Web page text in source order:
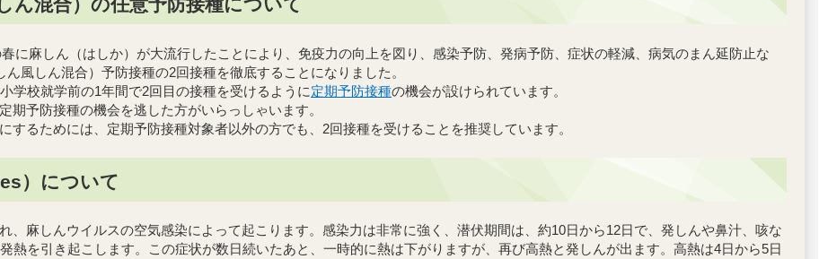
ん混合）の任意予防接種について
に麻しん（はしか）が大流行したことにより、免疫力の向上を図り、感染予防、発病予防、症状の軽減、病気のまん延防止な
ん風しん混合）予防接種の2回接種を徹底することになりました。
学校就学前の1年間で2回目の接種を受けるように定期予防接種の機会が設けられています。
期予防接種の機会を逃した方がいらっしゃいます。
するためには、定期予防接種対象者以外の方でも、2回接種を受けることを推奨しています。
）について
、麻しんウイルスの空気感染によって起こります。感染力は非常に強く、潜伏期間は、約10日から12日で、発しんや鼻汁、咳な
熱を引き起こします。この症状が数日続いたあと、一時的に熱は下がりますが、再び高熱と発しんが出ます。高熱は4日から5日